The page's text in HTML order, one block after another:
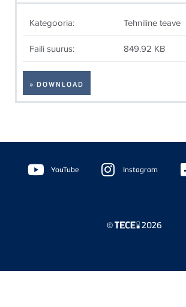
Kategooria: Tehniline teave
Faili suurus: 849.92 KB
» DOWNLOAD
Floating
Sidebar YouTube Instagram
© 2026